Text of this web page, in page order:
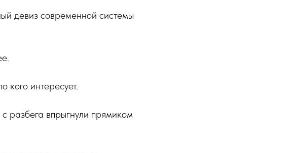
девиз современной системы
кого интересует.
разбега впрыгнули прямиком